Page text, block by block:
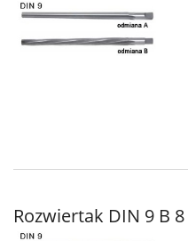
Rozwiertak DIN 9 B 8